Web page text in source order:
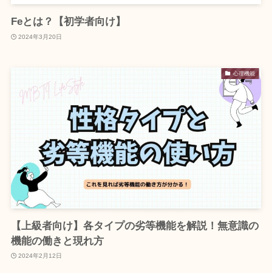
Feとは？【初学者向け】
2024年3月20日
心理機能
【上級者向け】各タイプの劣等機能を解説！無意識の
機能の働きと現れ方
2024年2月12日